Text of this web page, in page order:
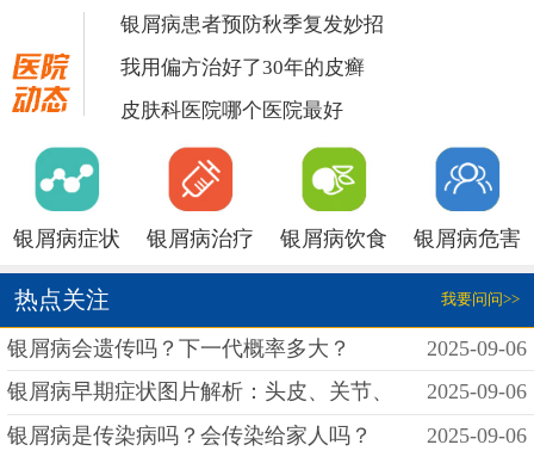
银屑病患者预防秋季复发妙招
我用偏方治好了30年的皮癣
皮肤科医院哪个医院最好
银屑病症状 银屑病治疗 银屑病饮食 银屑病危害
热点关注 我要问问>>
银屑病会遗传吗？下一代概率多大？
2025-09-06
银屑病早期症状图片解析：头皮、关节、
2025-09-06
银屑病是传染病吗？会传染给家人吗？
2025-09-06